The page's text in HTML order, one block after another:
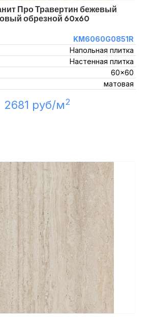
Про Травертин бежевый
обрезной 60x60
KM6060G0851R
Напольная плитка
Настенная плитка
60x60
матовая
2681 руб/м2